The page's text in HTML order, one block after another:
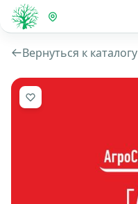
Вернуться к каталогу